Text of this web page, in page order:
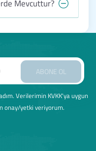
Mevcuttur?
ABONE OL
Verilerimin KVKK'ya uygun
onay/yetki veriyorum.